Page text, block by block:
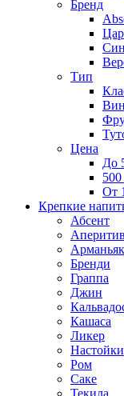
Бренд
Тип
Цена
До
От
Крепкие
Абсент
Аперитив
Арманьяк
Бренди
Граппа
Джин
Кашаса
Ликер
Настойки
Ром
Саке
Текила